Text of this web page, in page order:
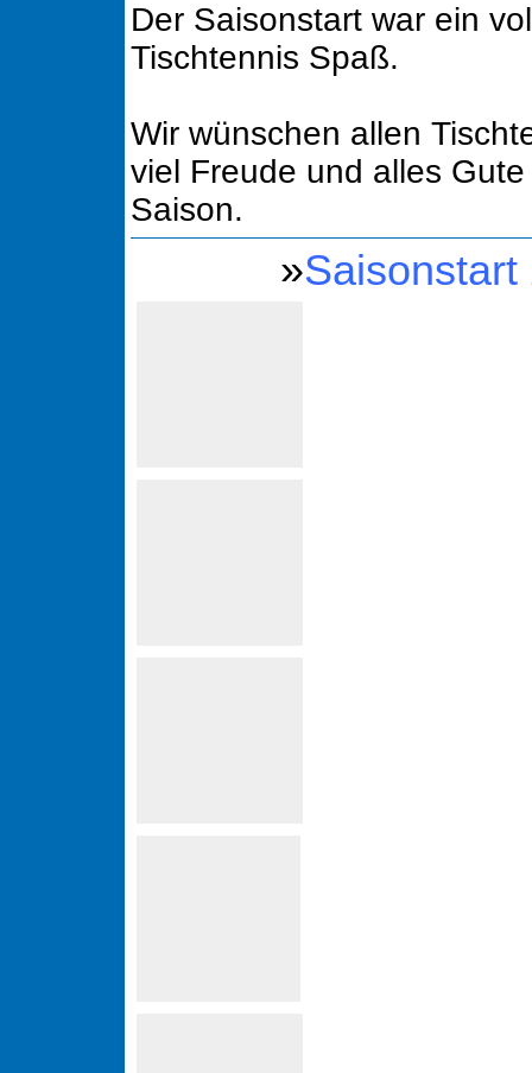
Der Saisonstart war ein
Tischtennis Spaß.
Wir wünschen allen
viel Freude und alles
Saison.
»Saisonstart